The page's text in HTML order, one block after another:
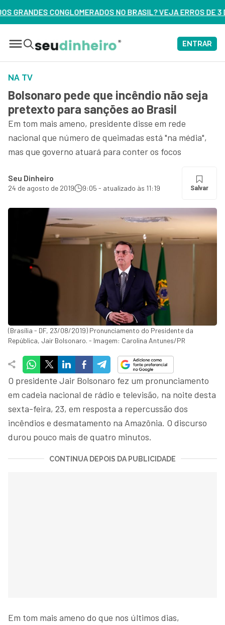
NO BRASIL? VEJA ERROS DE 3 DELES – ASSISTA AGORA
ENTRAR
NA TV
Bolsonaro pede que incêndio não seja
pretexto para sanções ao Brasil
Em tom mais ameno, presidente disse em rede
nacional que número de queimadas está "na média",
mas que governo atuará para conter os focos
Seu Dinheiro
24 de agosto de 2019 9:05 - atualizado às 11:19 Salvar
(Brasília - DF, 23/08/2019) Pronunciamento do Presidente da
República, Jair Bolsonaro. - Imagem: Carolina Antunes/PR
O presidente Jair Bolsonaro fez um pronunciamento
em cadeia nacional de rádio e televisão, na noite desta
sexta-feira, 23, em resposta a repercussão dos
incêndios e desmatamento na Amazônia. O discurso
durou pouco mais de quatro minutos.
CONTINUA DEPOIS DA PUBLICIDADE
Em tom mais ameno do que nos últimos dias,